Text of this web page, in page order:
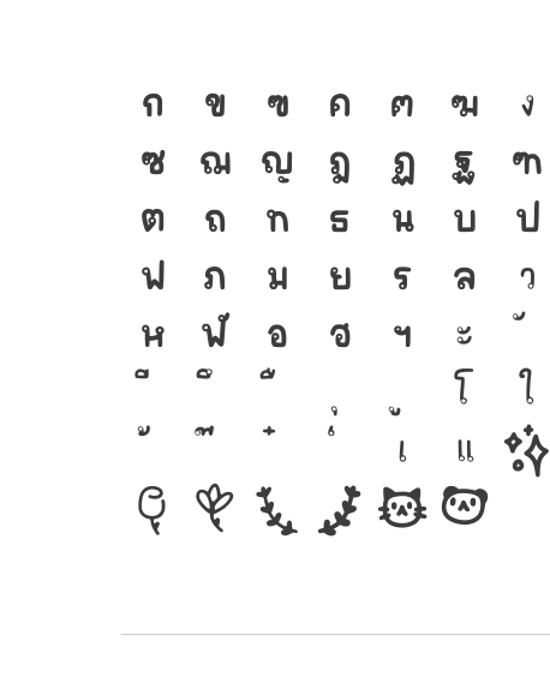
ก ข ฃ ค ฅ ฆ ง
ซ ฌ ญ ฎ ฏ ฐ ฑ
ต
ถ ท ธ น บ ป
ฟ
ภ ม ย ร ล ว
ห
ฬ อ ฮ ฯ ะ
โ
ใ
เ
แ ๐
๔ ๕ ๖ ๗ ๘ ๙